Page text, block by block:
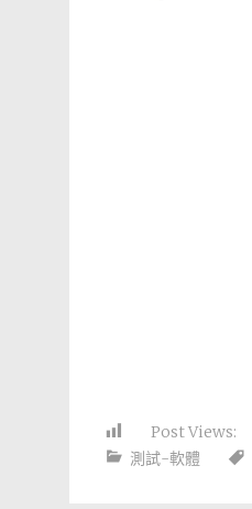
Post Views:
測試-軟體